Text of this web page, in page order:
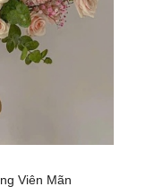
Viên Mãn